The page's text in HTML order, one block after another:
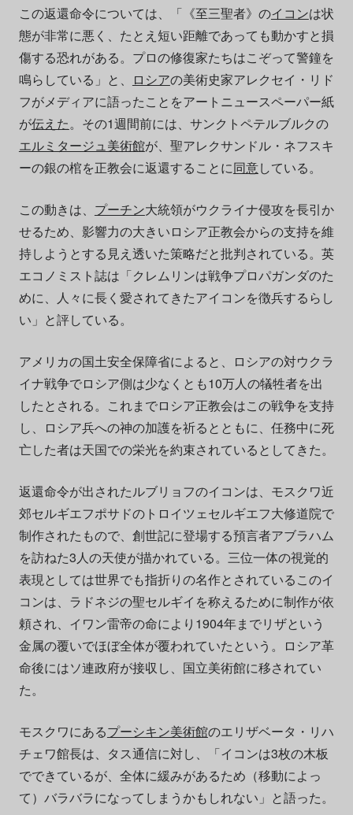
この返還命令については、「《至三聖者》のイコンは状
態が非常に悪く、たとえ短い距離であっても動かすと損
傷する恐れがある。プロの修復家たちはこぞって警鐘を
鳴らしている」と、
ロシアの美術史家アレクセイ・リド
フがメディアに語ったことをアートニュースペーパー紙
が伝えた。その1週間前には、サンクトペテルブルクの
エルミタージュ美術館が、聖アレクサンドル・ネフスキ
ーの銀の棺を正教会に返還することに同意している。
この動きは、 プーチン大統領がウクライナ侵攻を長引か
せるため、影響力の大きいロシア正教会からの支持を維
持しようとする見え透いた策略だと批判されている。英
エコノミスト誌は「クレムリンは戦争プロパガンダのた
めに、人々に長く愛されてきたアイコンを徴兵するらし
い」と評している。
アメリカの国土安全保障省によると、ロシアの対ウクラ
イナ戦争でロシア側は少なくとも10万人の犠牲者を出
したとされる。これまでロシア正教会はこの戦争を支持
し、ロシア兵への神の加護を祈るとともに、任務中に死
亡した者は天国での栄光を約束されているとしてきた。
返還命令が出されたルブリョフのイコンは、モスクワ近
郊セルギエフポサドのトロイツェセルギエフ大修道院で
制作されたもので、創世記に登場する預言者アブラハム
を訪ねた3人の天使が描かれている。三位一体の視覚的
表現としては世界でも指折りの名作とされているこのイ
コンは、ラドネジの聖セルギイを称えるために制作が依
頼され、イワン雷帝の命により1904年までリザという
金属の覆いでほぼ全体が覆われていたという。ロシア革
命後にはソ連政府が接収し、国立美術館に移されてい
た。
モスクワにあるプーシキン美術館のエリザベータ・リハ
チェワ館長は、タス通信に対し、「イコンは3枚の木板
でできているが、全体に緩みがあるため（移動によっ
て）バラバラになってしまうかもしれない」と語った。